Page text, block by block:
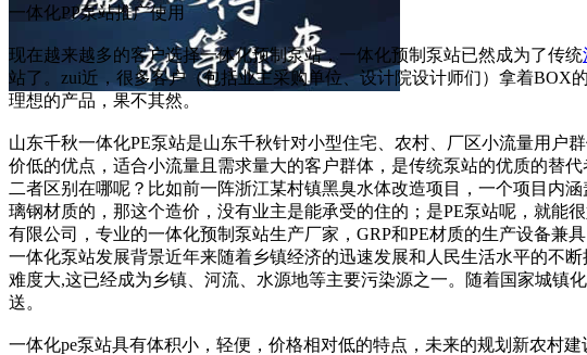
一体化PP泵站推广使用
现在越来越多的客户选择一体化预制泵站，一体化预制泵站已然成为了传统
站了。zui近，很多客户（包括业主采购单位、设计院设计师们）拿着BOX
理想的产品，果不其然。
山东千秋一体化PE泵站是山东千秋针对小型住宅、农村、厂区小流量用户
价低的优点，适合小流量且需求量大的客户群体，是传统泵站的优质的替
二者区别在哪呢？比如前一阵浙江某村镇黑臭水体改造项目，一个项目内
璃钢材质的，那这个造价，没有业主是能承受的住的；是PE泵站呢，就能
有限公司，专业的一体化预制泵站生产厂家，GRP和PE材质的生产设备兼
一体化泵站发展背景近年来随着乡镇经济的迅速发展和人民生活水平的不
难度大,这已经成为乡镇、河流、水源地等主要污染源之一。随着国家城镇
送。
一体化pe泵站具有体积小，轻便，价格相对低的特点，未来的规划新农村